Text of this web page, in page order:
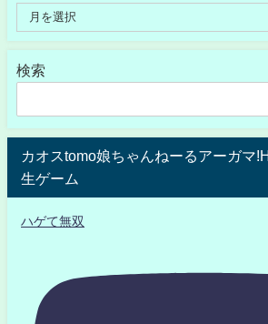
検索
カオスtomo娘ちゃんねーるアーガマ
生ゲーム
ハゲて無双